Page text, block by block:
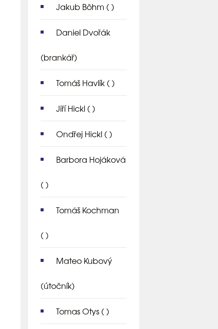
Jakub Böhm ( )
Daniel Dvořák
(brankář)
Tomáš Havlík ( )
Jiří Hickl ( )
Ondřej Hickl ( )
Barbora Hojáková
( )
Tomáš Kochman
( )
Mateo Kubový
(útočník)
Tomas Otys ( )